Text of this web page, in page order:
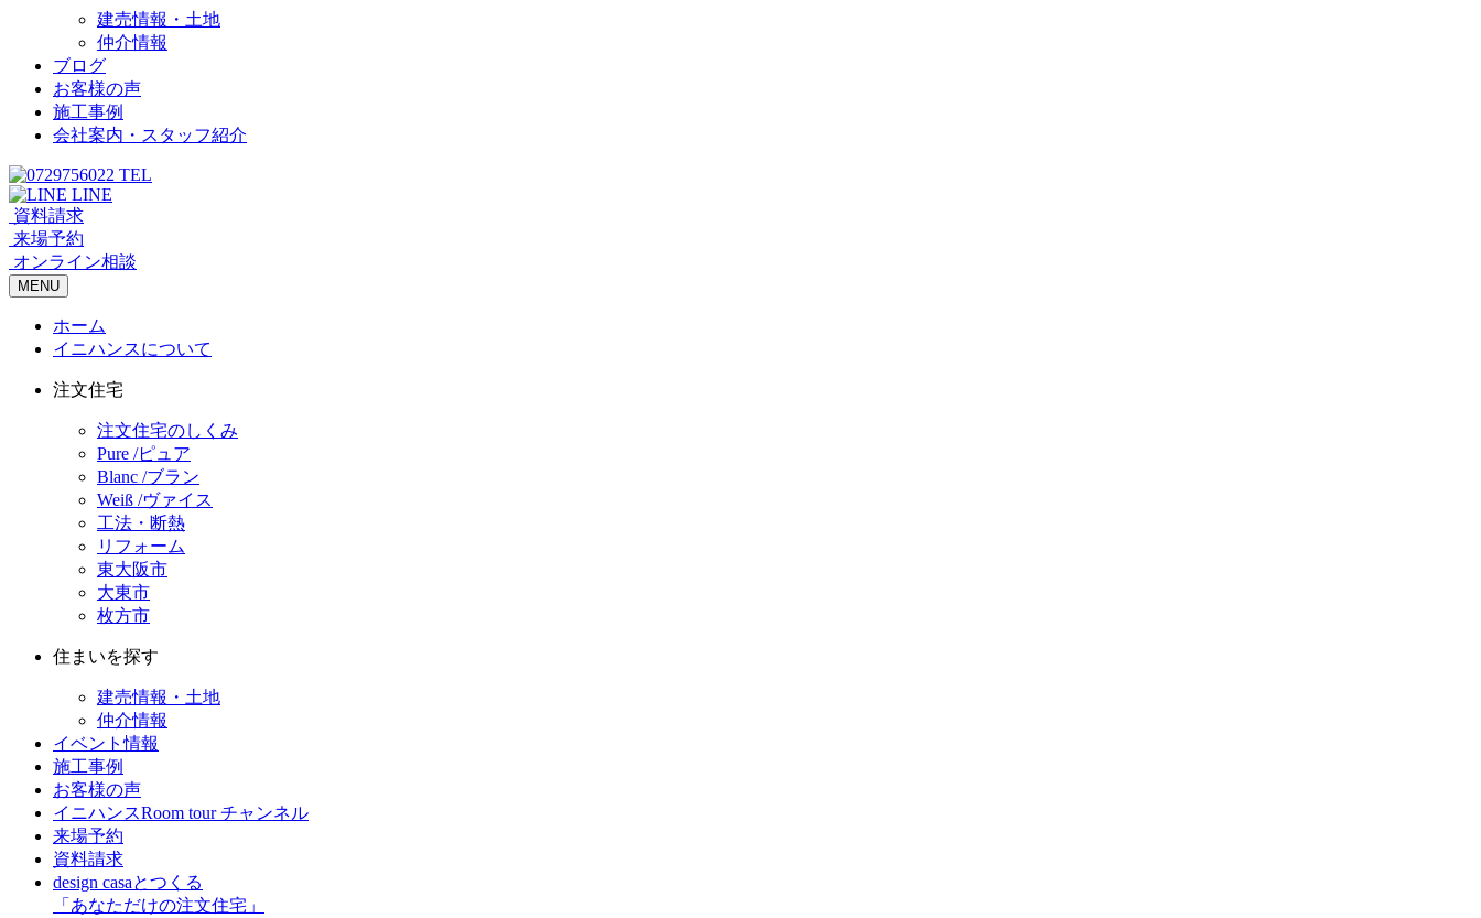
建売情報・土地
仲介情報
ブログ
お客様の声
施工事例
会社案内・スタッフ紹介
TEL
LINE
資料請求
来場予約
オンライン相談
MENU
ホーム
イニハンスについて
注文住宅
注文住宅のしくみ
Pure /ピュア
Blanc /ブラン
Weiß /ヴァイス
工法・断熱
リフォーム
東大阪市
大東市
枚方市
住まいを探す
建売情報・土地
仲介情報
イベント情報
施工事例
お客様の声
イニハンスRoom tour チャンネル
来場予約
資料請求
design casaとつくる
「あなただけの注文住宅」